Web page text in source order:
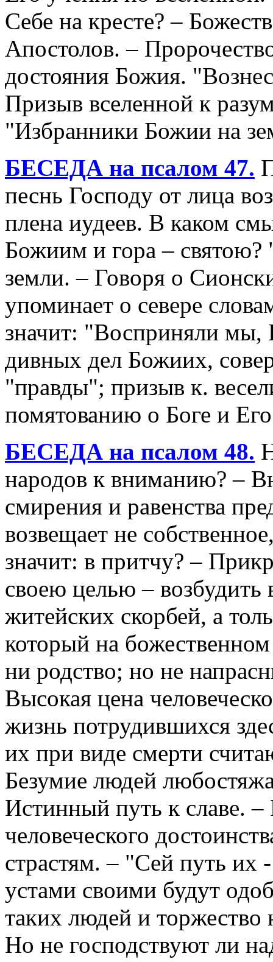
Себе на кресте? –
Апостолов. –
достояния Божия.
Призыв вселенной к
"Избранники Божии на
БЕСЕДА на псалом 47.
песнь Господу от лица
плена иудеев. В каком
Божиим и гора – святою?
земли. – Говоря о
упоминает о севере
значит: "Восприняли мы,
дивных дел Божиих,
"правды"; призыв к.
помятованию о Боге и
БЕСЕДА на псалом 48.
народов к вниманию? –
смирения и равенства
возвещает не
значит: в притчу? –
своею целью –
житейских скорбей, а
который на божественном
ни родство; но не
Высокая цена
жизнь потрудившихся
их при виде смерти
Безумие людей
Истинный путь к славе.
человеческого
страстям. – "Сей путь их
устами своими будут
таких людей и
Но не господствуют ли